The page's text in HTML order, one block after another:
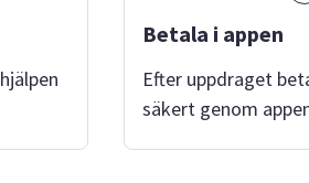
Betala i appen
Efter uppdraget
säkert genom